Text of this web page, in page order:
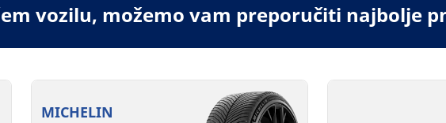
vozilu, možemo vam preporučiti najbolje
MICHELIN